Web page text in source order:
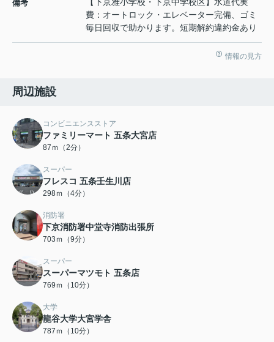
備考
費：オートロック・エレベーター完備、ゴミ
毎日回収で助かります。短期解約違約金あり
情報の見方
周辺施設
コンビニエンスストア
ファミリーマート 五条大宮店
87ｍ（2分）
スーパー
フレスコ 五条壬生川店
298ｍ（4分）
消防署
下京消防署中堂寺消防出張所
703ｍ（9分）
スーパー
スーパーマツモト 五条店
769ｍ（10分）
大学
龍谷大学大宮学舎
787ｍ（10分）